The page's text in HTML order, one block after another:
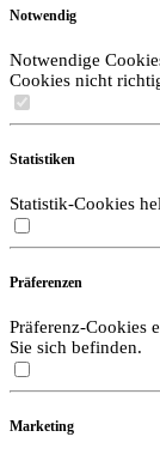
Notwendig
Notwendige
Cookies nicht
Statistiken
Statistik-Cookies
Präferenzen
Präferenz-Cookies
Sie sich befinden.
Marketing